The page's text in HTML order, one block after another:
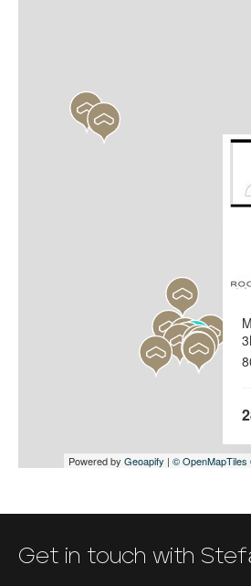
Powered by Geoapify | © OpenMapTiles
Get in touch with